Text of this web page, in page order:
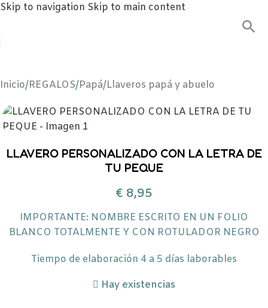
Skip to navigation Skip to main content
Inicio/REGALOS/Papá/Llaveros papá y abuelo
LLAVERO PERSONALIZADO CON LA LETRA DE
TU PEQUE
€ 8,95
IMPORTANTE: NOMBRE ESCRITO EN UN FOLIO
BLANCO TOTALMENTE Y CON ROTULADOR NEGRO
Tiempo de elaboración 4 a 5 días laborables
Hay existencias